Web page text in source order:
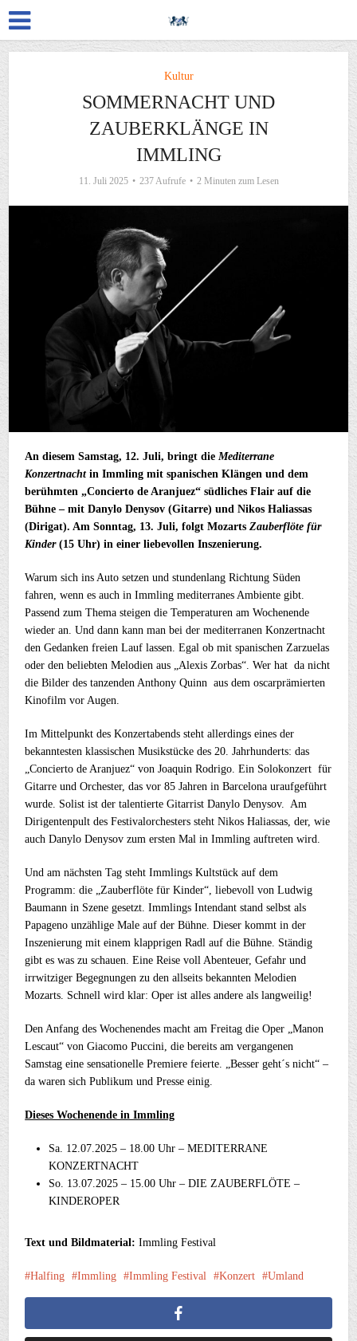
Kultur
SOMMERNACHT UND
ZAUBERKLÄNGE IN
IMMLING
11. Juli 2025 237 Aufrufe 2 Minuten zum Lesen
An diesem Samstag, 12. Juli, bringt die Mediterrane
Konzertnachtin Immling mit spanischen Klängen und dem
berühmten „Concierto de Aranjuez“ südliches Flair auf die
Bühne – mit Danylo Denysov (Gitarre) und Nikos Haliassas
(Dirigat). Am Sonntag, 13. Juli, folgt MozartsZauberflöte für
Kinder(15 Uhr) in einer liebevollen Inszenierung.
Warum sich ins Auto setzen und stundenlang Richtung Süden
fahren, wenn es auch in Immling mediterranes Ambiente gibt.
Passend zum Thema steigen die Temperaturen am Wochenende
wieder an. Und dann kann man bei der mediterranen Konzertnacht
den Gedanken freien Lauf lassen. Egal ob mit spanischen Zarzuelas
oder den beliebten Melodien aus „Alexis Zorbas“. Wer hat da nicht
die Bilder des tanzenden Anthony Quinn aus dem oscarprämierten
Kinofilm vor Augen.
Im Mittelpunkt des Konzertabends steht allerdings eines der
bekanntesten klassischen Musikstücke des 20. Jahrhunderts: das
„Concierto de Aranjuez“ von Joaquin Rodrigo. Ein Solokonzert für
Gitarre und Orchester, das vor 85 Jahren in Barcelona uraufgeführt
wurde. Solist ist der talentierte Gitarrist Danylo Denysov. Am
Dirigentenpult des Festivalorchesters steht Nikos Haliassas, der, wie
auch Danylo Denysov zum ersten Mal in Immling auftreten wird.
Und am nächsten Tag steht Immlings Kultstück auf dem
Programm: die „Zauberflöte für Kinder“, liebevoll von Ludwig
Baumann in Szene gesetzt. Immlings Intendant stand selbst als
Papageno unzählige Male auf der Bühne. Dieser kommt in der
Inszenierung mit einem klapprigen Radl auf die Bühne. Ständig
gibt es was zu schauen. Eine Reise voll Abenteuer, Gefahr und
irrwitziger Begegnungen zu den allseits bekannten Melodien
Mozarts. Schnell wird klar: Oper ist alles andere als langweilig!
Den Anfang des Wochenendes macht am Freitag die Oper „Manon
Lescaut“ von Giacomo Puccini, die bereits am vergangenen
Samstag eine sensationelle Premiere feierte. „Besser geht´s nicht“ –
da waren sich Publikum und Presse einig.
Dieses Wochenende in Immling
Sa. 12.07.2025 – 18.00 Uhr – MEDITERRANE
KONZERTNACHT
So. 13.07.2025 – 15.00 Uhr – DIE ZAUBERFLÖTE –
KINDEROPER
Text und Bildmaterial: Immling Festival
Halfing Immling Immling Festival Konzert Umland